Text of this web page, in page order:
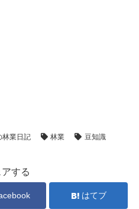
林業日記 林業 豆知識
アする
はてブ